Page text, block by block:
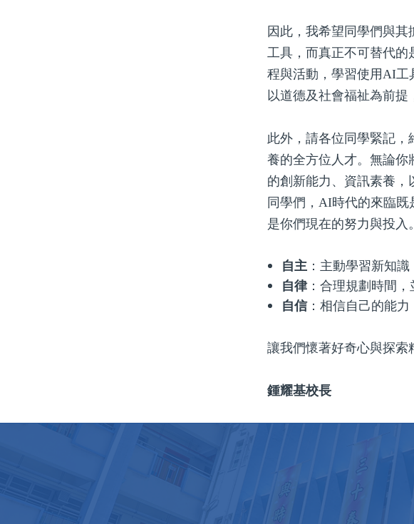
因此，我希望同學們與
工具，而真正不可替代
程與活動，學習使用AI工
以道德及社會福祉為前提
此外，請各位同學緊記
養的全方位人才。無論
的創新能力、資訊素養，
同學們，AI時代的來臨
是你們現在的努力與投入
自主 ：主動學習新知
自律：合理規劃時間，
自信：相信自己的能力
讓我們懷著好奇心與探索
鍾耀基校長